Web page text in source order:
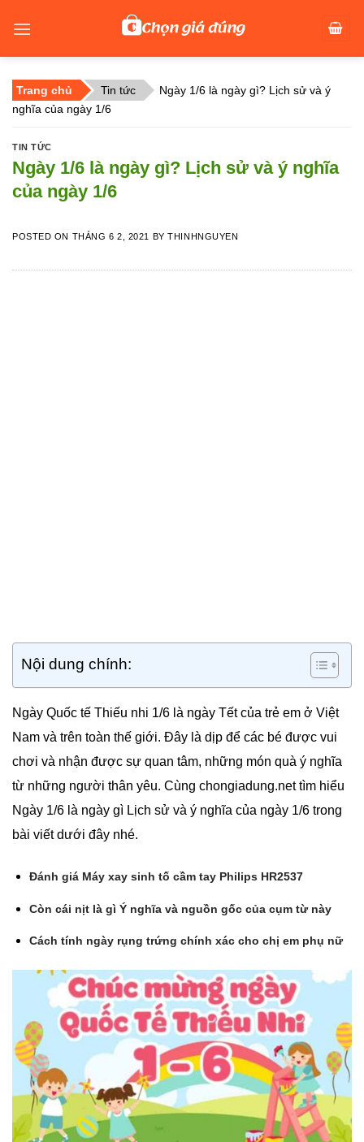
Trang chủ Tin tức
Ngày 1/6 là ngày gì? Lịch sử và ý
nghĩa của ngày 1/6
TIN TỨC
Ngày 1/6 là ngày gì? Lịch sử và ý nghĩa
của ngày 1/6
POSTED ON THÁNG 6 2, 2021 BYTHINHNGUYEN
Nội dung chính:
Ngày Quốc tế Thiếu nhi 1/6 là ngày Tết của trẻ em ở Việt
Nam và trên toàn thế giới. Đây là dịp để các bé được vui
chơi và nhận được sự quan tâm, những món quà ý nghĩa
từ những người thân yêu. Cùng chongiadung.net tìm hiểu
Ngày 1/6 là ngày gì Lịch sử và ý nghĩa của ngày 1/6 trong
bài viết dưới đây nhé.
Đánh giá Máy xay sinh tố cầm tay Philips HR2537
Còn cái nịt là gì Ý nghĩa và nguồn gốc của cụm từ này
Cách tính ngày rụng trứng chính xác cho chị em phụ nữ